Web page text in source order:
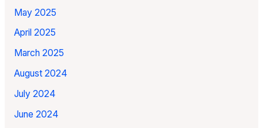
May 2025
April 2025
March 2025
August 2024
July 2024
June 2024